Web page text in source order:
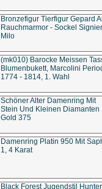
Bronzefigur Tierfigur Gepard
Rauchmarmor - Sockel
Milo
(mk010) Barocke Meissen
Blumenbukett, Marcolini
1774 - 1814, 1. Wahl
Schöner Alter Damenring Mit
Stein Und Kleinen Diamanten
Gold 375
Damenring Platin 950 Mit
1, 4 Karat
Black Forest Jugendstil Hunter